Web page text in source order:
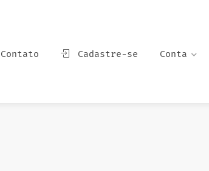
Contato Cadastre-se Conta